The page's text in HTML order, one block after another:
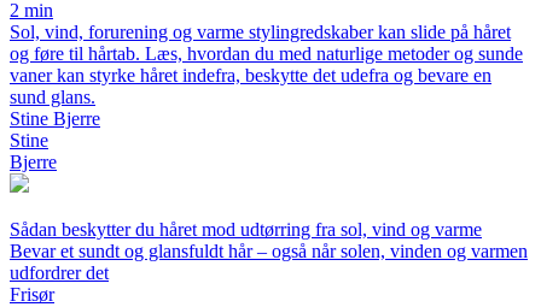
2 min
Sol, vind, forurening og varme stylingredskaber kan slide på håret
og føre til hårtab. Læs, hvordan du med naturlige metoder og sunde
vaner kan styrke håret indefra, beskytte det udefra og bevare en
sund glans.
Stine Bjerre
Stine
Bjerre
Sådan beskytter du håret mod udtørring fra sol, vind og varme
Bevar et sundt og glansfuldt hår – også når solen, vinden og varmen
udfordrer det
Frisør